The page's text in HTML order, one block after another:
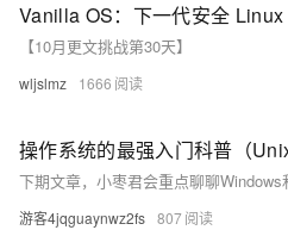
Vanilla OS：下一代安全 Linux
【10月更文挑战第30天】
wljslmz 1666
操作系统的最强入门科普（
游客4jqguaynwz2fs 807